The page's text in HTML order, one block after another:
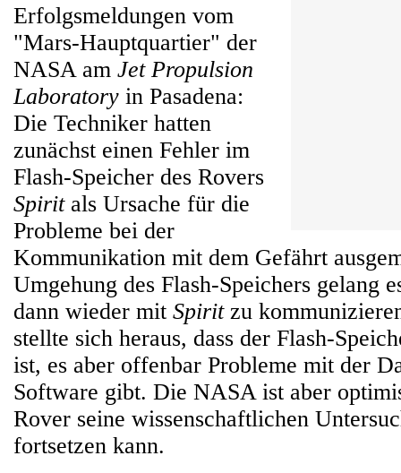
Erfolgsmeldungen vom
"Mars-Hauptquartier" der
NASA am Jet Propulsion
Laboratory in Pasadena:
Die Techniker hatten
zunächst einen Fehler im
Flash-Speicher des Rovers
Spiritals Ursache für die
Probleme bei der
Kommunikation mit dem Gefährt
Umgehung des Flash-Speichers gelang
dann wieder mit Spiritzu
stellte sich heraus, dass der Flash-
ist, es aber offenbar Probleme mit der
Software gibt. Die NASA ist aber
Rover seine wissenschaftlichen
fortsetzen kann.